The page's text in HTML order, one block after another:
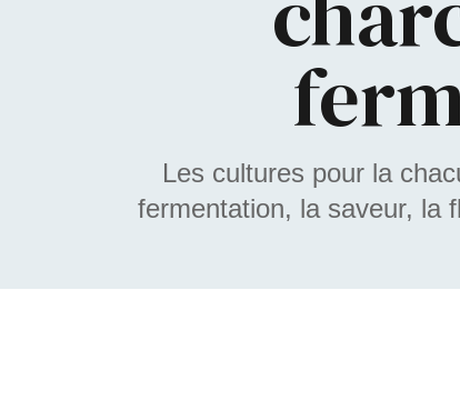
Les cultures pour la
fermentation, la saveur, la